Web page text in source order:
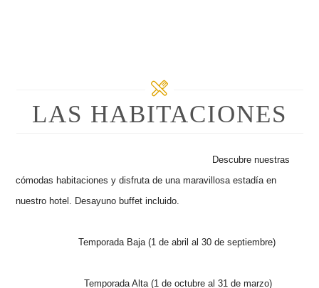
LAS HABITACIONES
Descubre nuestras
cómodas habitaciones y disfruta de una maravillosa estadía en
nuestro hotel. Desayuno buffet incluido.
Temporada Baja (1 de abril al 30 de septiembre)
Temporada Alta (1 de octubre al 31 de marzo)